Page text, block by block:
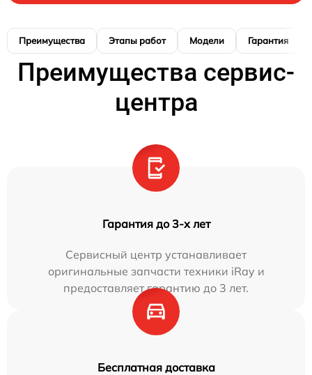
Преимущества Этапы работ Модели Гарантия
Преимущества сервис-
центра
Гарантия до 3-х лет
Сервисный центр устанавливает
оригинальные запчасти техники iRay и
предоставляет гарантию до 3 лет.
Бесплатная доставка